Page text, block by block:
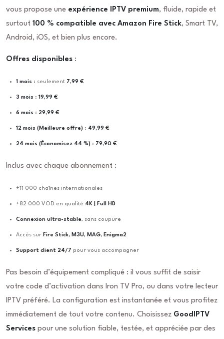
vous propose une expérience IPTV premium, fluide, rapide et
surtout 100 % compatible avec Amazon Fire Stick, Smart TV,
Android, iOS, et bien plus encore.
Offres disponibles :
1 mois : seulement 7,99 €
3 mois : 19,99 €
6 mois : 29,99 €
12 mois (Meilleure offre) : 49,99 €
24 mois (Économisez 44 %) : 79,90 €
Inclus avec chaque abonnement :
+11 000 chaînes internationales
+82 000 VOD en qualité 4K | Full HD
Connexion ultra-stable, sans coupure
Accès sur Fire Stick, M3U, MAG, Enigma2
Support client 24/7 pour vous accompagner
Pas besoin d’équipement compliqué : il vous suffit de saisir
votre code d’activation dans Iron TV Pro, ou dans votre lecteur
IPTV préféré. La configuration est instantanée et vous profitez
immédiatement de tout votre contenu. Choisissez GoodIPTV
Services pour une solution fiable, testée, et appréciée par des